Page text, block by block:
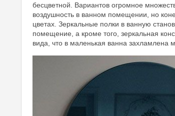
бесцветной. Вариантов огромное
воздушность в ванном помещении, но
цветах. Зеркальные полки в ванную
помещение, а кроме того, зеркальная
вида, что в маленькая ванна захламлена